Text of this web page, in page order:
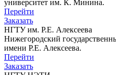
университет им. К. Минина.
Перейти
Заказать
НГТУ им. Р.Е. Алексеева
Нижегородский
имени Р.Е. Алексеева.
Перейти
Заказать